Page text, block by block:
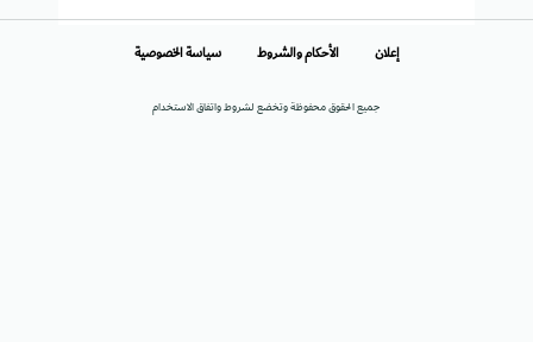
جميع الحقوق محفوظة وتخضع لشروط واتفاق الاستخدام
إعلان الأحكام والشروط سياسة الخصوصية